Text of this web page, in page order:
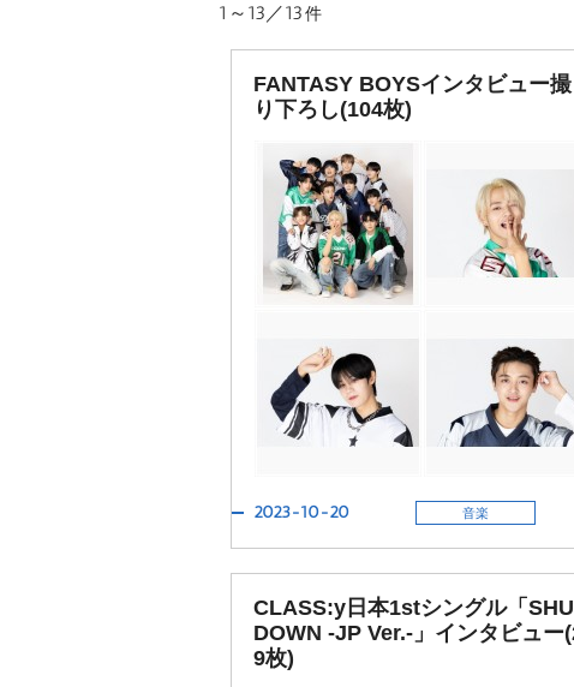
1～13／13件
FANTASY BOYSインタビュー撮
り下ろし(104枚)
2023-10-20 音楽
CLASS:y日本1stシングル「
DOWN -JP Ver.-」インタビュー
9枚)